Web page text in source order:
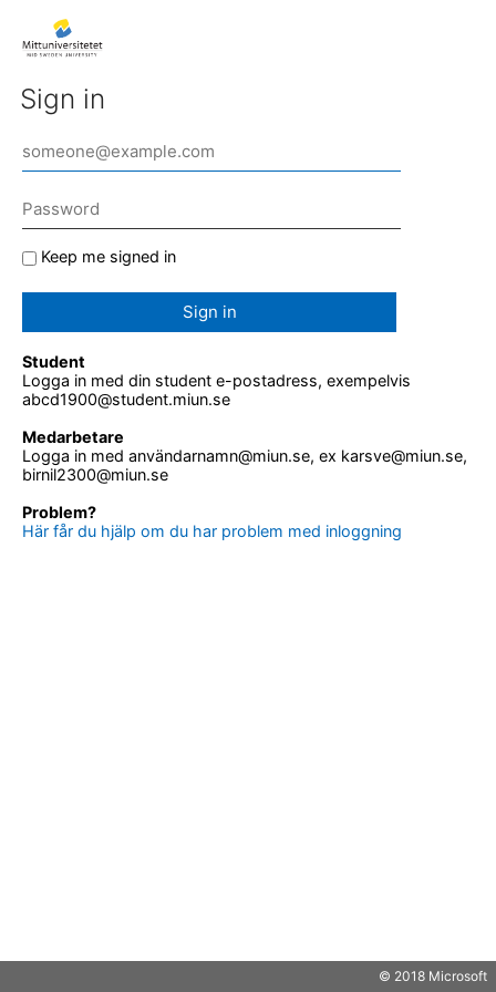
Sign in
Keep me signed in
Sign in
Student
Logga in med din student e-postadress, exempelvis
abcd1900@student.miun.se
Medarbetare
Logga in med användarnamn@miun.se, ex karsve@miun.se,
birnil2300@miun.se
Problem?
Här får du hjälp om du har problem med inloggning
© 2018 Microsoft